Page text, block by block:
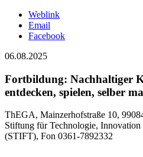
Weblink
Email
Facebook
06.08.2025
Fortbildung: Nachhaltiger
entdecken, spielen, selber
ThEGA, Mainzerhofstraße 10,
Stiftung für Technologie,
(STIFT), Fon 0361-7892332